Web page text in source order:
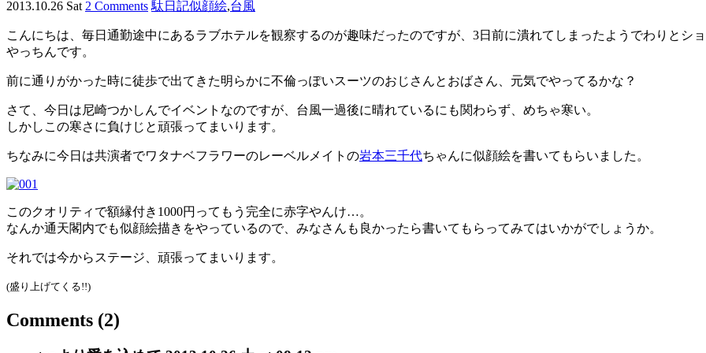
2013.10.26 Sat 2 Comments 駄日記似顔絵,台風
こんにちは、毎日通勤途中にあるラブホテルを観察するのが趣味だったのですが、3日前に潰れてしまったようでわりとショ
やっちんです。
前に通りがかった時に徒歩で出てきた明らかに不倫っぽいスーツのおじさんとおばさん、元気でやってるかな？
さて、今日は尼崎つかしんでイベントなのですが、台風一過後に晴れているにも関わらず、めちゃ寒い。
しかしこの寒さに負けじと頑張ってまいります。
ちなみに今日は共演者でワタナベフラワーのレーベルメイトの岩本三千代ちゃんに似顔絵を書いてもらいました。
このクオリティで額縁付き1000円ってもう完全に赤字やんけ…。
なんか通天閣内でも似顔絵描きをやっているので、みなさんも良かったら書いてもらってみてはいかがでしょうか。
それでは今からステージ、頑張ってまいります。
(盛り上げてくる!!)
Comments (2)